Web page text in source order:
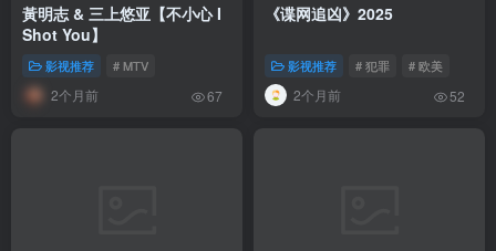
黃明志 & 三上悠亚【不小心 I
Shot You】
影视推荐 # MTV
2个月前 67
《谍网追凶》2025
影视推荐 # 犯罪 # 欧美
2个月前 52